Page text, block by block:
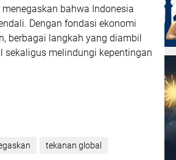
bahwa Indonesia
Dengan fondasi ekonomi
berbagai langkah yang diambil
melindungi kepentingan
tekanan global